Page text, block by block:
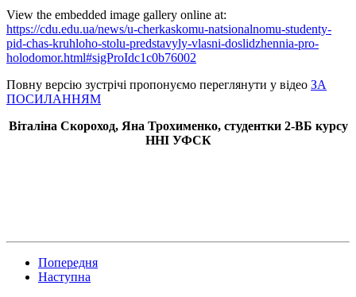
View the embedded image gallery online at:
https://cdu.edu.ua/news/u-cherkaskomu-natsionalnomu-studenty-
pid-chas-kruhloho-stolu-predstavyly-vlasni-doslidzhennia-pro-
holodomor.html#sigProIdc1c0b76002
Повну версію зустрічі пропонуємо переглянути у відео ЗА
ПОСИЛАННЯМ
Віталіна Скороход, Яна Трохименко, студентки 2-ВБ курсу
ННІ УФСК
Попередня
Наступна